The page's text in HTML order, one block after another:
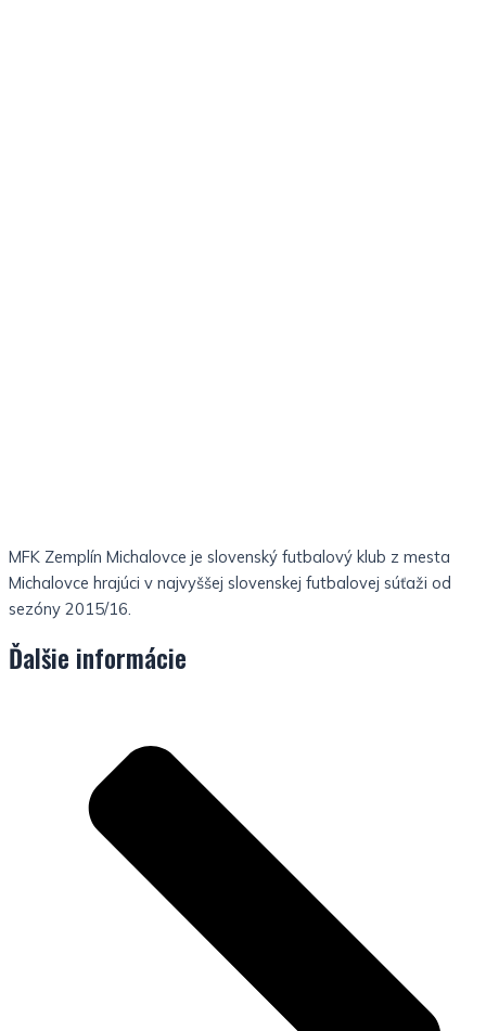
MFK Zemplín Michalovce je slovenský futbalový klub z mesta
Michalovce hrajúci v najvyššej slovenskej futbalovej súťaži od
sezóny 2015/16.
Ďalšie informácie